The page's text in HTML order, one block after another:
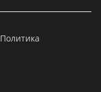
Политика